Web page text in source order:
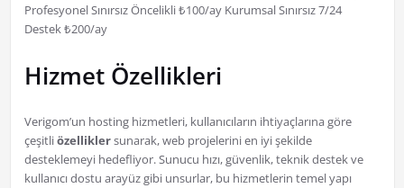
Profesyonel Sınırsız Öncelikli ₺100/ay Kurumsal Sınırsız 7/24
Destek ₺200/ay
Hizmet Özellikleri
Verigom’un hosting hizmetleri, kullanıcıların ihtiyaçlarına göre
çeşitliözelliklersunarak, web projelerini en iyi şekilde
desteklemeyi hedefliyor. Sunucu hızı, güvenlik, teknik destek ve
kullanıcı dostu arayüz gibi unsurlar, bu hizmetlerin temel yapı